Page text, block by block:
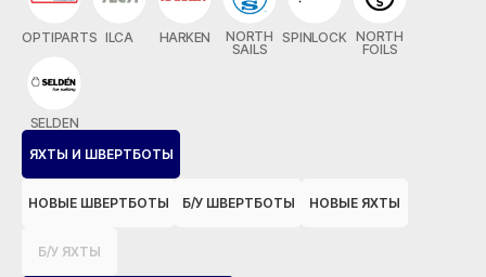
OPTIPARTS ILCA HARKEN
NORTH
SAILS
SPINLOCK NORTH
FOILS
SELDEN
ЯХТЫ И ШВЕРТБОТЫ
НОВЫЕ ШВЕРТБОТЫ Б/У ШВЕРТБОТЫ НОВЫЕ ЯХТЫ
Б/У ЯХТЫ